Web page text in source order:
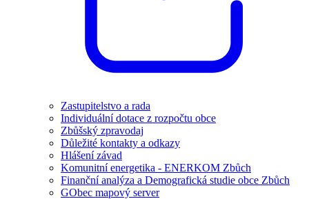
Zastupitelstvo a rada
Individuální dotace z rozpočtu obce
Zbůšský zpravodaj
Důležité kontakty a odkazy
Hlášení závad
Komunitní energetika - ENERKOM Zbůch
Finanční analýza a Demografická studie obce Zbůch
GObec mapový server